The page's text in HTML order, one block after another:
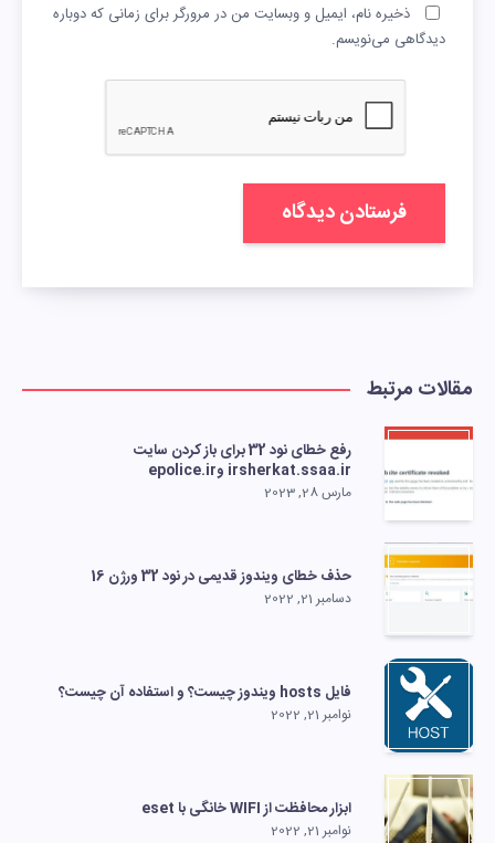
ذخیره نام، ایمیل و وبسایت من در مرورگر برای زمانی که دوباره
دیدگاهی می‌نویسم.
مقالات مرتبط
رفع خطای نود 32 برای باز کردن سایت
irsherkat.ssaa.ir وepolice.ir
مارس 28, 2023
حذف خطای ویندوز قدیمی در نود 32 ورژن 16
دسامبر 21, 2022
فایل hosts ویندوز چیست؟ و استفاده آن چیست؟
نوامبر 21, 2022
ابزار محافظت از WIFI خانگی با eset
نوامبر 21, 2022